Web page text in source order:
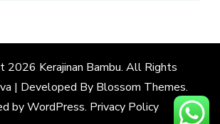
2026 Kerajinan Bambu. All Rights
| Developed By Blossom Themes.
byWordPress. Privacy Policy